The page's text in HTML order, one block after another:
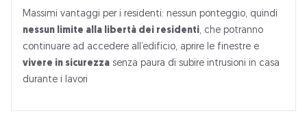
Massimi vantaggi per i residenti: nessun ponteggio, quindi
nessun limite alla libertà dei residenti, che potranno
continuare ad accedere all’edificio, aprire le finestre e
vivere in sicurezza senza paura di subire intrusioni in casa
durante i lavori